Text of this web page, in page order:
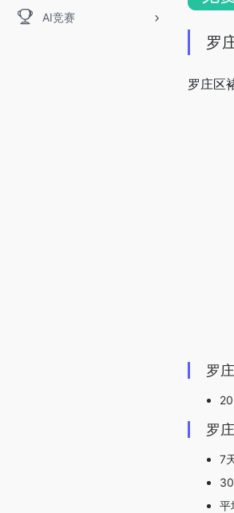
AI竞赛
罗
罗庄区
罗
罗
7
平